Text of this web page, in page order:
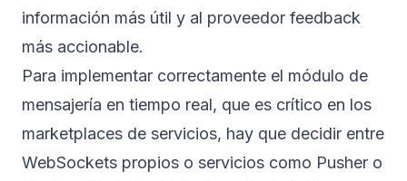
información más útil y al proveedor feedback
más accionable.
Para implementar correctamente el módulo de
mensajería en tiempo real, que es crítico en los
marketplaces de servicios, hay que decidir entre
WebSockets propios o servicios como Pusher o